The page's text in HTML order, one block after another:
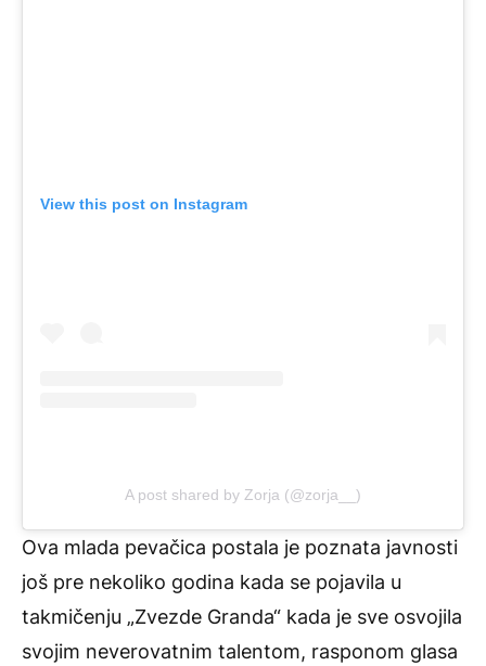
View this post on Instagram
A post shared by Zorja (@zorja__)
Ova mlada pevačica postala je poznata javnosti
još pre nekoliko godina kada se pojavila u
takmičenju „Zvezde Granda“ kada je sve osvojila
svojim neverovatnim talentom, rasponom glasa